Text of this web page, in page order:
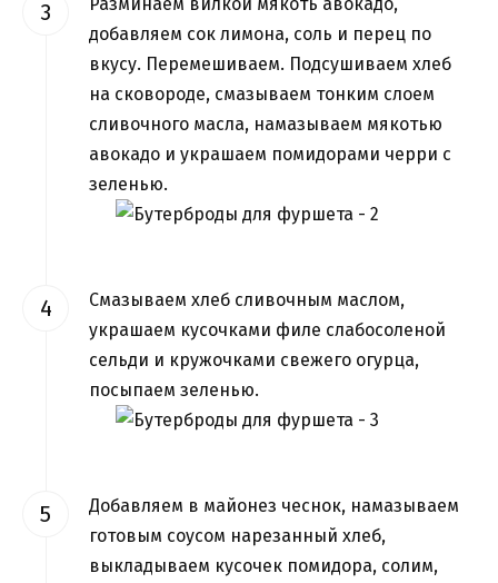
добавляем сок лимона, соль и перец по
вкусу. Перемешиваем. Подсушиваем хлеб
на сковороде, смазываем тонким слоем
сливочного масла, намазываем мякотью
авокадо и украшаем помидорами черри с
зеленью.
Смазываем хлеб сливочным маслом,
украшаем кусочками филе слабосоленой
сельди и кружочками свежего огурца,
посыпаем зеленью.
Добавляем в майонез чеснок, намазываем
готовым соусом нарезанный хлеб,
выкладываем кусочек помидора, солим,